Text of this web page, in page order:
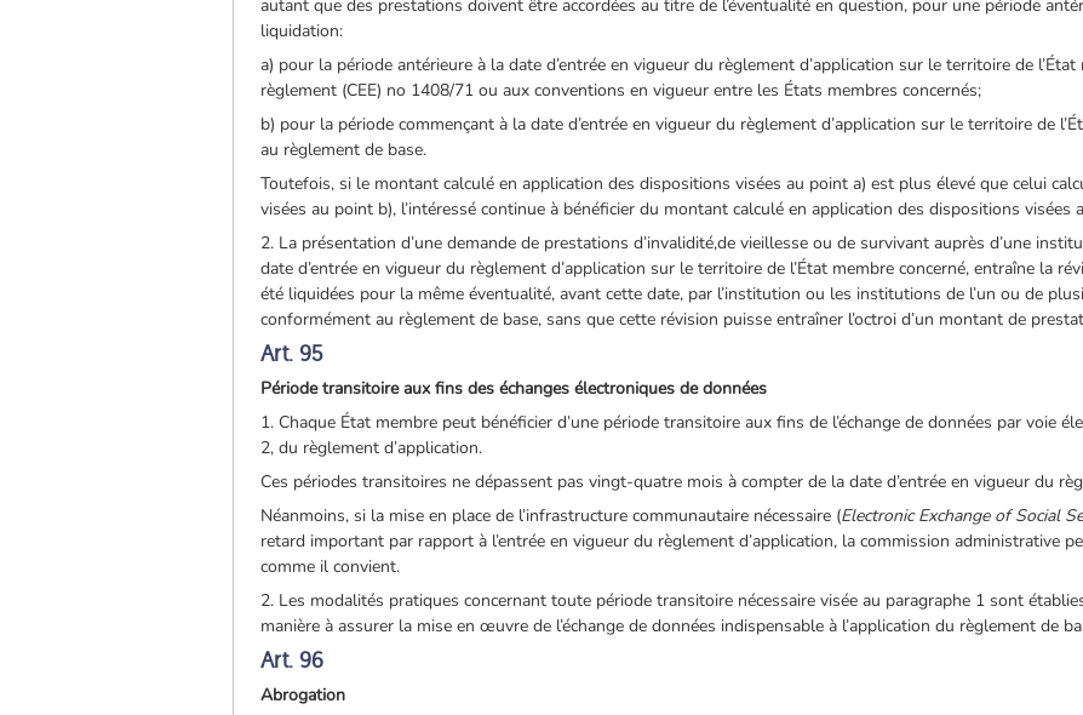
autant que des prestations doivent être accordées au titre de l’éventualité en question, pour une période
liquidation:
a) pour la période antérieure à la date d’entrée en vigueur du règlement d’application sur le territoire de
règlement (CEE) no 1408/71 ou aux conventions en vigueur entre les États membres concernés;
b) pour la période commençant à la date d’entrée en vigueur du règlement d’application sur le territoire de
au règlement de base.
Toutefois, si le montant calculé en application des dispositions visées au point a) est plus élevé que celui
visées au point b), l’intéressé continue à bénéficier du montant calculé en application des dispositions visées
2. La présentation d’une demande de prestations d’invalidité,de vieillesse ou de survivant auprès d’une
date d’entrée en vigueur du règlement d’application sur le territoire de l’État membre concerné, entraîne la
été liquidées pour la même éventualité, avant cette date, par l’institution ou les institutions de l’un ou de
conformément au règlement de base, sans que cette révision puisse entraîner l’octroi d’un montant de
Art. 95
Période transitoire aux fins des échanges électroniques de données
1. Chaque État membre peut bénéficier d’une période transitoire aux fins de l’échange de données par voie
2, du règlement d’application.
Ces périodes transitoires ne dépassent pas vingt-quatre mois à compter de la date d’entrée en vigueur du
Néanmoins, si la mise en place de l’infrastructure communautaire nécessaire (Electronic Exchange of Social
retard important par rapport à l’entrée en vigueur du règlement d’application, la commission administrative
comme il convient.
2. Les modalités pratiques concernant toute période transitoire nécessaire visée au paragraphe 1 sont
manière à assurer la mise en œuvre de l’échange de données indispensable à l’application du règlement de
Art. 96
Abrogation